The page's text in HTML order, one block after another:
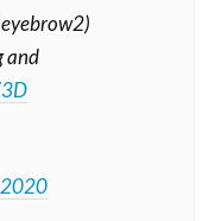
and
2020